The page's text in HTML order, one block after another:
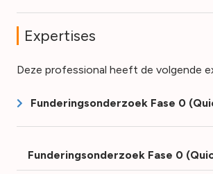
Expertises
Deze professional heeft de volgende
Funderingsonderzoek Fase 0
Funderingsonderzoek Fase 0